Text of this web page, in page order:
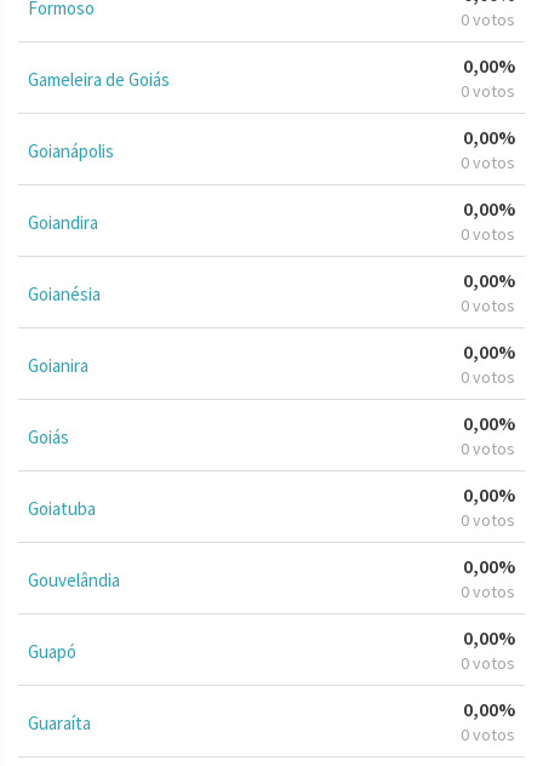
Formoso 0 votos
Gameleira de Goiás
0,00%
0 votos
Goianápolis
0,00%
0 votos
Goiandira
0,00%
0 votos
Goianésia
0,00%
0 votos
Goianira
0,00%
0 votos
Goiás
0,00%
0 votos
Goiatuba
0,00%
0 votos
Gouvelândia
0,00%
0 votos
Guapó
0,00%
0 votos
Guaraíta
0,00%
0 votos